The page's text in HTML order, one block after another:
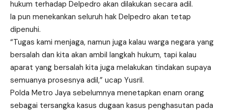
hukum terhadap Delpedro akan dilakukan secara adil.
Ia pun menekankan seluruh hak Delpedro akan tetap
dipenuhi.
“Tugas kami menjaga, namun juga kalau warga negara yang
bersalah dan kita akan ambil langkah hukum, tapi kalau
aparat yang bersalah kita juga melakukan tindakan supaya
semuanya prosesnya adil,” ucap Yusril.
Polda Metro Jaya sebelumnya menetapkan enam orang
sebagai tersangka kasus dugaan kasus penghasutan pada